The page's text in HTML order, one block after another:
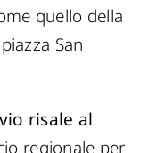
quello della
San
risale al
regionale per